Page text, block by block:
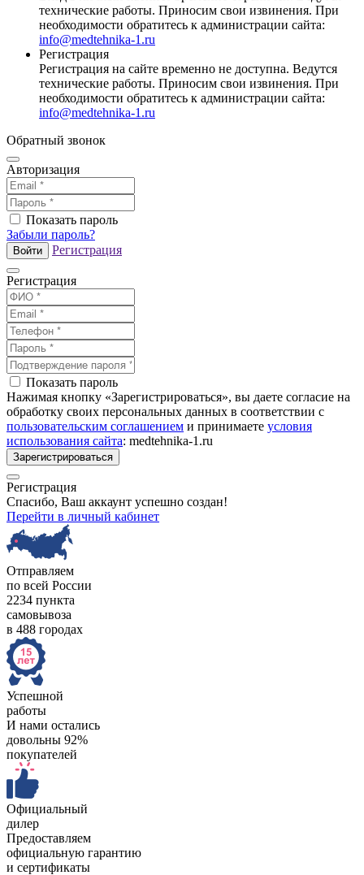
технические работы. Приносим свои извинения. При
необходимости обратитесь к администрации сайта:
info@medtehnika-1.ru
Регистрация
Регистрация на сайте временно не доступна. Ведутся
технические работы. Приносим свои извинения. При
необходимости обратитесь к администрации сайта:
info@medtehnika-1.ru
Обратный звонок
Авторизация
Показать пароль
Забыли пароль?
Войти Регистрация
Регистрация
Показать пароль
Нажимая кнопку «Зарегистрироваться», вы даете согласие на
обработку своих персональных данных в соответствии с
пользовательским соглашением и принимаете условия
использования сайта: medtehnika-1.ru
Зарегистрироваться
Регистрация
Спасибо, Ваш аккаунт успешно создан!
Перейти в личный кабинет
Отправляем
по всей России
2234 пункта
самовывоза
в 488 городах
Успешной
работы
И нами остались
довольны 92%
покупателей
Официальный
дилер
Предоставляем
официальную гарантию
и сертификаты